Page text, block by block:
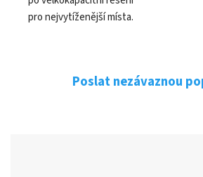
pro nejvytíženější místa.
Poslat nezávaznou